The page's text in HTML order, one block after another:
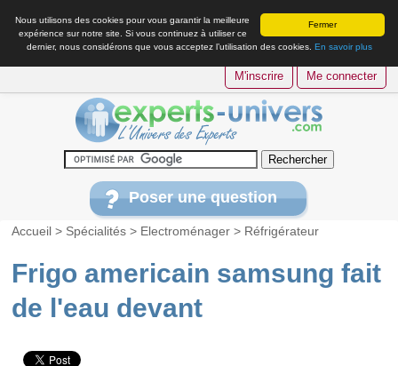
Fermer
Nous utilisons des cookies pour vous garantir la meilleure
expérience sur notre site. Si vous continuez à utiliser ce
dernier, nous considérons que vous acceptez l’utilisation des cookies. En savoir plus
M'inscrire Me connecter
Poser une question
Accueil > Spécialités > Electroménager > Réfrigérateur
Frigo americain samsung fait
de l'eau devant